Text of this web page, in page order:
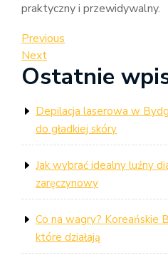
praktyczny i przewidywalny.
Nawigacja
wpisu
Previous
Post
Previous
Next
Post
Next
Ostatnie
Depilacja laserowa w
do gładkiej skóry
Jak wybrać idealny luźny
zaręczynowy
Co na wagry? Koreańskie
które działają